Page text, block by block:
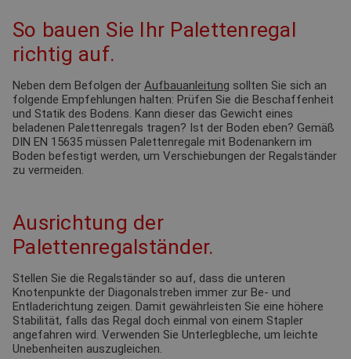
So bauen Sie Ihr Palettenregal
richtig auf.
Neben dem Befolgen der Aufbauanleitung sollten Sie sich an
folgende Empfehlungen halten: Prüfen Sie die Beschaffenheit
und Statik des Bodens. Kann dieser das Gewicht eines
beladenen Palettenregals tragen? Ist der Boden eben? Gemäß
DIN EN 15635 müssen Palettenregale mit Bodenankern im
Boden befestigt werden, um Verschiebungen der Regalständer
zu vermeiden.
Ausrichtung der
Palettenregalständer.
Stellen Sie die Regalständer so auf, dass die unteren
Knotenpunkte der Diagonalstreben immer zur Be- und
Entladerichtung zeigen. Damit gewährleisten Sie eine höhere
Stabilität, falls das Regal doch einmal von einem Stapler
angefahren wird. Verwenden Sie Unterlegbleche, um leichte
Unebenheiten auszugleichen.